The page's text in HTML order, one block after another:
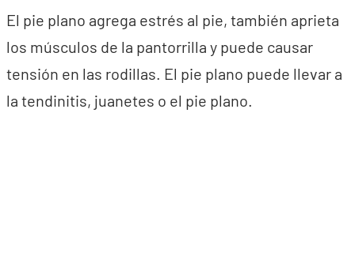
El pie plano agrega estrés al pie, también aprieta
los músculos de la pantorrilla y puede causar
tensión en las rodillas. El pie plano puede llevar a
la tendinitis, juanetes o el pie plano.